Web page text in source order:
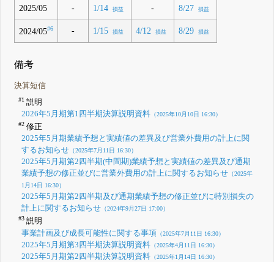
2025/05 - 1/14 損益 - 8/27 損益
2024/05#6 - 1/15 損益 4/12 損益 8/29 損益
備考
決算短信
#1説明
2026年5月期第1四半期決算説明資料（2025年10月10日 16:30）
#2修正
2025年5月期業績予想と実績値の差異及び営業外費用の計上に関
するお知らせ（2025年7月11日 16:30）
2025年5月期第2四半期(中間期)業績予想と実績値の差異及び通期
業績予想の修正並びに営業外費用の計上に関するお知らせ（2025年
1月14日 16:30）
2025年5月期第2四半期及び通期業績予想の修正並びに特別損失の
計上に関するお知らせ（2024年9月27日 17:00）
#3説明
事業計画及び成長可能性に関する事項 （2025年7月11日 16:30）
2025年5月期第3四半期決算説明資料（2025年4月11日 16:30）
2025年5月期第2四半期決算説明資料（2025年1月14日 16:30）